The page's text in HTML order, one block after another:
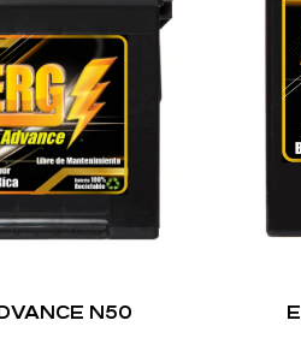
N50